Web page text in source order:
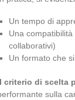
Un tempo di
Una
collaborativi)
Un formato che
criterio di scelta
sulla